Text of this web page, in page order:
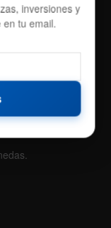
inversiones y
en tu email.